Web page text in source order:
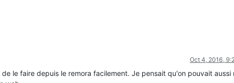
Oct 4, 2016,
le faire depuis le remora facilement. Je pensait qu'on pouvait aussi